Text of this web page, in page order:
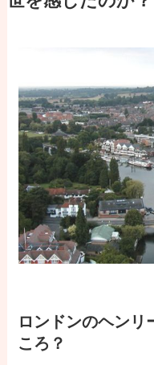
ロンドンのヘンリ
ころ？